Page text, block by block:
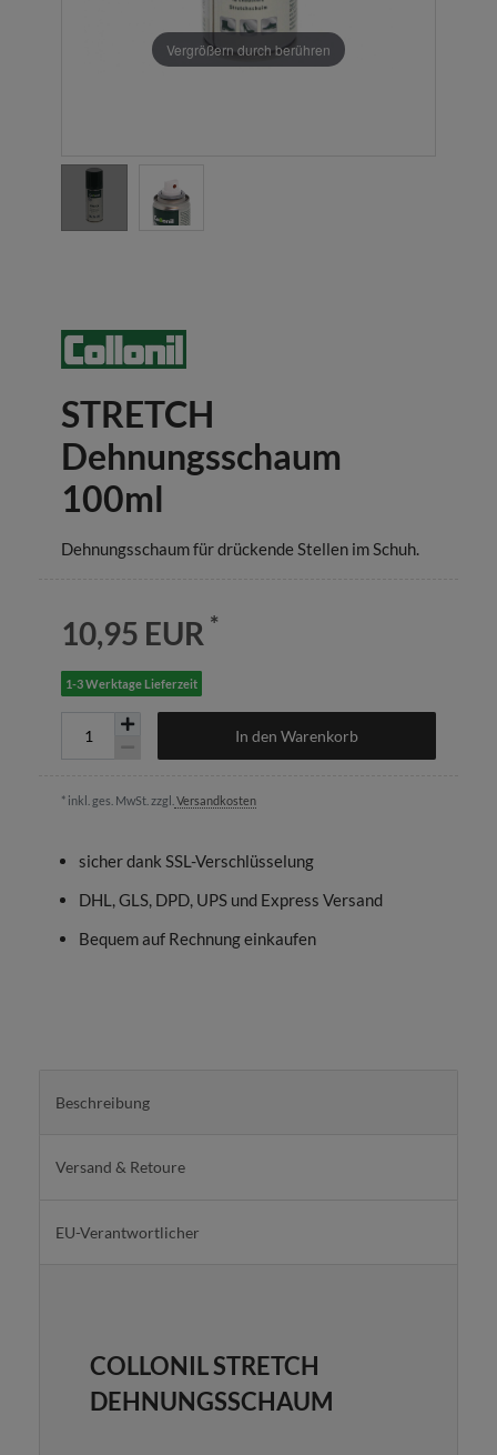
Vergrößern durch berühren
STRETCH
Dehnungsschaum
100ml
Dehnungsschaum für drückende Stellen im Schuh.
10,95 EUR *
1-3 Werktage Lieferzeit
In den Warenkorb
* inkl. ges. MwSt. zzgl. Versandkosten
sicher dank SSL-Verschlüsselung
DHL, GLS, DPD, UPS und Express Versand
Bequem auf Rechnung einkaufen
Beschreibung
Versand & Retoure
EU-Verantwortlicher
COLLONIL STRETCH
DEHNUNGSSCHAUM